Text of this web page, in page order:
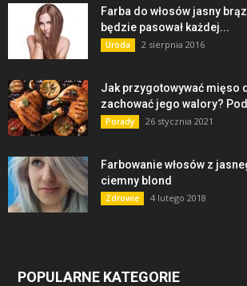
Farba do włosów jasny
będzie pasował każdej...
Uroda 2 sierpnia 2016
Jak przygotowywać mięso
zachować jego walory?
Porady 26 stycznia 2021
Farbowanie włosów z
ciemny blond
Zdrowie 4 lutego 2018
POPULARNE KATEGORIE